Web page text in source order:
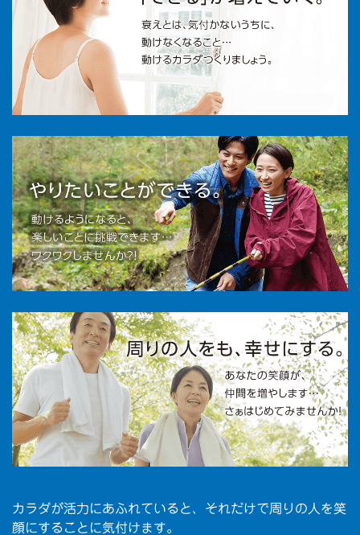
カラダが活力にあふれていると、それだけで周りの人を笑
顔にすることに気付けます。